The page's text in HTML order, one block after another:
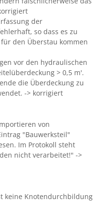
der
so dass es zu
den Überstau kommen
vor den hydraulischen
> 0,5 m'.
die Überdeckung zu
-> korrigiert
von
"Bauwerksteil"
Im Protokoll steht
nicht verarbeitet!" ->
keine Knotendurchbildung